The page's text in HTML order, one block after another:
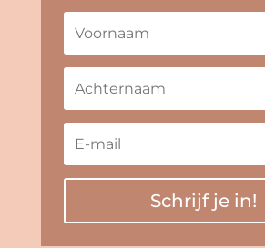
Schrijf je in!